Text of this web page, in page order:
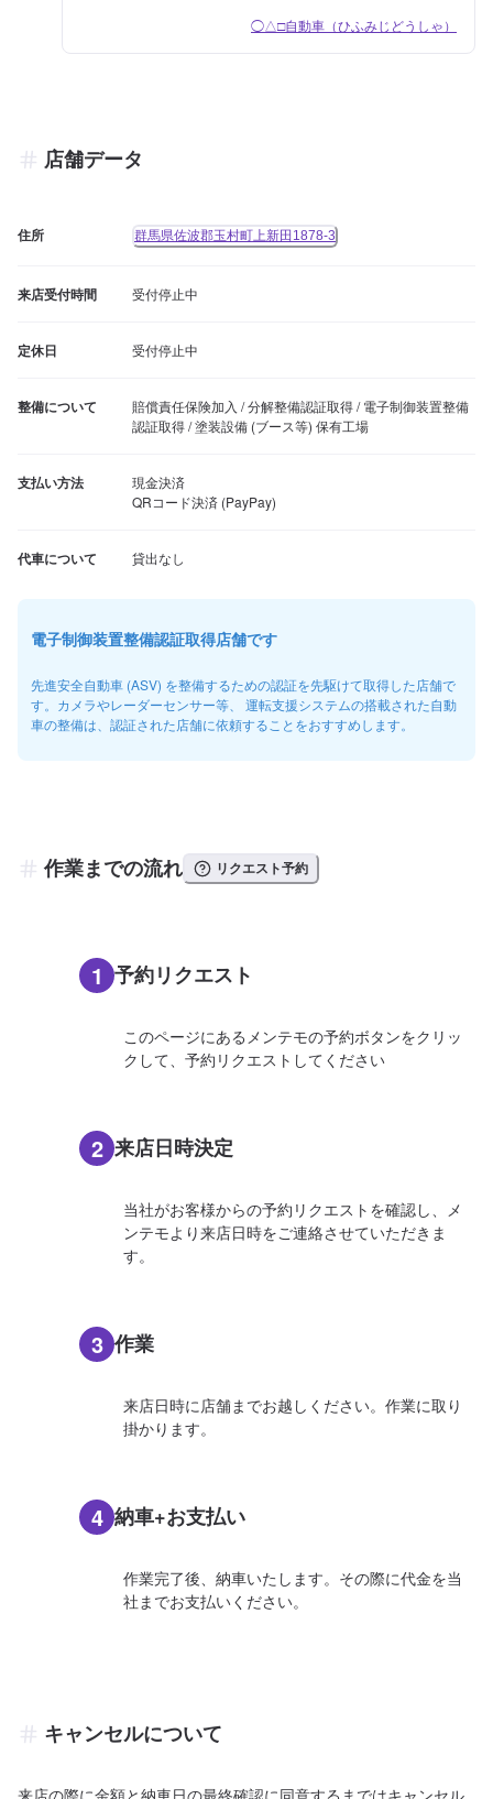
◯△□自動車（ひふみじどうしゃ）
店舗データ
住所 群馬県佐波郡玉村町上新田1878-3
来店受付時間 受付停止中
定休日 受付停止中
整備について
賠償責任保険加入 / 分解整備認証取得 / 電子制御装置整備
認証取得 / 塗装設備 (ブース等) 保有工場
支払い方法
現金決済
QRコード決済 (PayPay)
代車について 貸出なし
電子制御装置整備認証取得店舗です
先進安全自動車 (ASV) を整備するための認証を先駆けて取得した店舗で
す。カメラやレーダーセンサー等、 運転支援システムの搭載された自動
車の整備は、認証された店舗に依頼することをおすすめします。
作業までの流れ リクエスト予約
1 予約リクエスト
このページにあるメンテモの予約ボタンをクリッ
クして、予約リクエストしてください
2 来店日時決定
当社がお客様からの予約リクエストを確認し、メ
ンテモより来店日時をご連絡させていただきま
す。
3 作業
来店日時に店舗までお越しください。作業に取り
掛かります。
4 納車+お支払い
作業完了後、納車いたします。その際に代金を当
社までお支払いください。
キャンセルについて
来店の際に金額と納車日の最終確認に同意するまではキャンセル